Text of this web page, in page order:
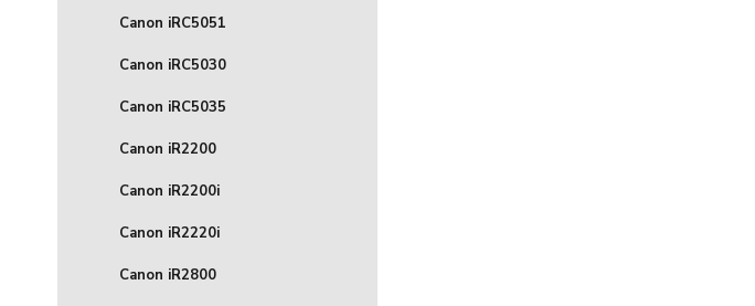
Canon iRC5051
Canon iRC5030
Canon iRC5035
Canon iR2200
Canon iR2200i
Canon iR2220i
Canon iR2800